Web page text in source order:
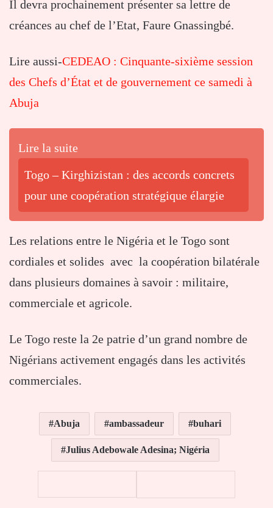
Il devra prochainement présenter sa lettre de
créances au chef de l’Etat, Faure Gnassingbé.
Lire aussi-CEDEAO : Cinquante-sixième session
des Chefs d’État et de gouvernement ce samedi à
Abuja
Lire la suite
Togo – Kirghizistan : des accords concrets
pour une coopération stratégique élargie
Les relations entre le Nigéria et le Togo sont
cordiales et solides avec la coopération bilatérale
dans plusieurs domaines à savoir : militaire,
commerciale et agricole.
Le Togo reste la 2e patrie d’un grand nombre de
Nigérians activement engagés dans les activités
commerciales.
Abuja ambassadeur buhari
Julius Adebowale Adesina; Nigéria